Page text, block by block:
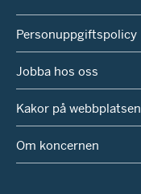
Personuppgiftspolicy
Jobba hos oss
Kakor på webbplatsen
Om koncernen